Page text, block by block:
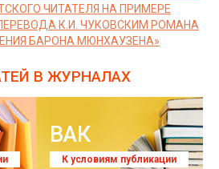
ЧИТАТЕЛЯ НА ПРИМЕРЕ
К.И. ЧУКОВСКИМ РОМАНА
БАРОНА МЮНХАУЗЕНА»
В ЖУРНАЛАХ
ВАК
К условиям публикации